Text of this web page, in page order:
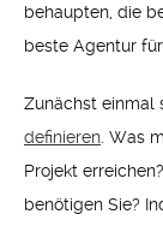
behaupten, die
beste Agentur
Zunächst einmal
definieren . Was
Projekt
benötigen Sie?